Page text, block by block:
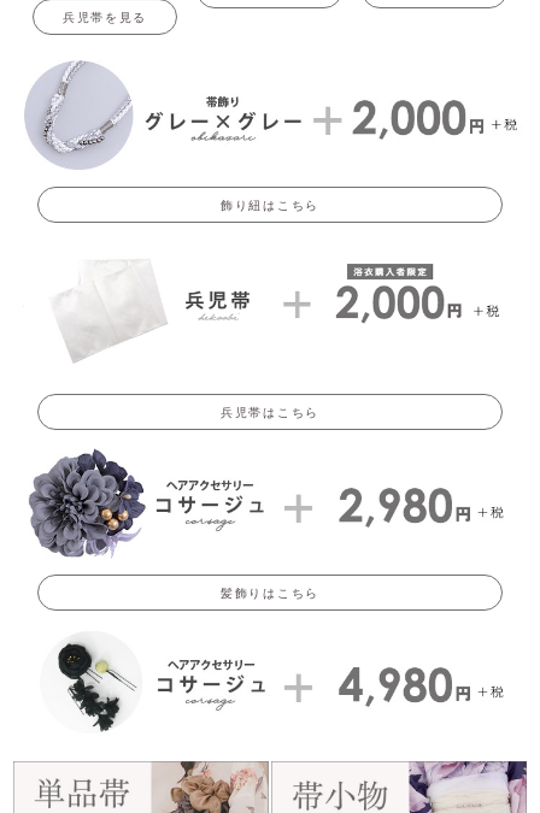
兵児帯を見る
飾り紐はこちら
兵児帯はこちら
髪飾りはこちら